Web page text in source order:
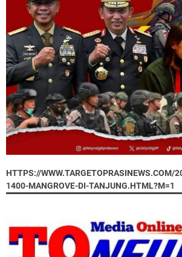
HTTPS://WWW.TARGETOPRASINEWS.COM/
1400-MANGROVE-DI-TANJUNG.HTML?M=1